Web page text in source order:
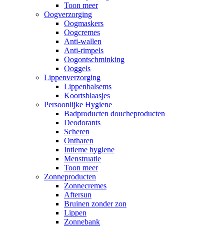
Toon meer
Oogverzorging
Oogmaskers
Oogcremes
Anti-wallen
Anti-rimpels
Oogontschminking
Ooggels
Lippenverzorging
Lippenbalsems
Koortsblaasjes
Persoonlijke Hygiene
Badproducten doucheproducten
Deodorants
Scheren
Ontharen
Intieme hygiene
Menstruatie
Toon meer
Zonneproducten
Zonnecremes
Aftersun
Bruinen zonder zon
Lippen
Zonnebank